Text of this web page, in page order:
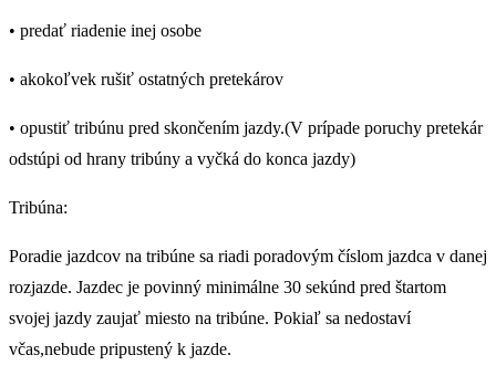
• predať riadenie inej osobe
• akokoľvek rušiť ostatných pretekárov
• opustiť tribúnu pred skončením jazdy.(V prípade poruchy pretekár
odstúpi od hrany tribúny a vyčká do konca jazdy)
Tribúna:
Poradie jazdcov na tribúne sa riadi poradovým číslom jazdca v danej
rozjazde. Jazdec je povinný minimálne 30 sekúnd pred štartom
svojej jazdy zaujať miesto na tribúne. Pokiaľ sa nedostaví
včas,nebude pripustený k jazde.